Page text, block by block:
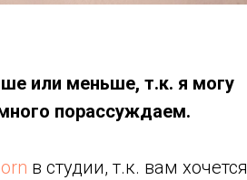
или меньше, т.к. я могу
порассуждаем.
в студии, т.к. вам хочется